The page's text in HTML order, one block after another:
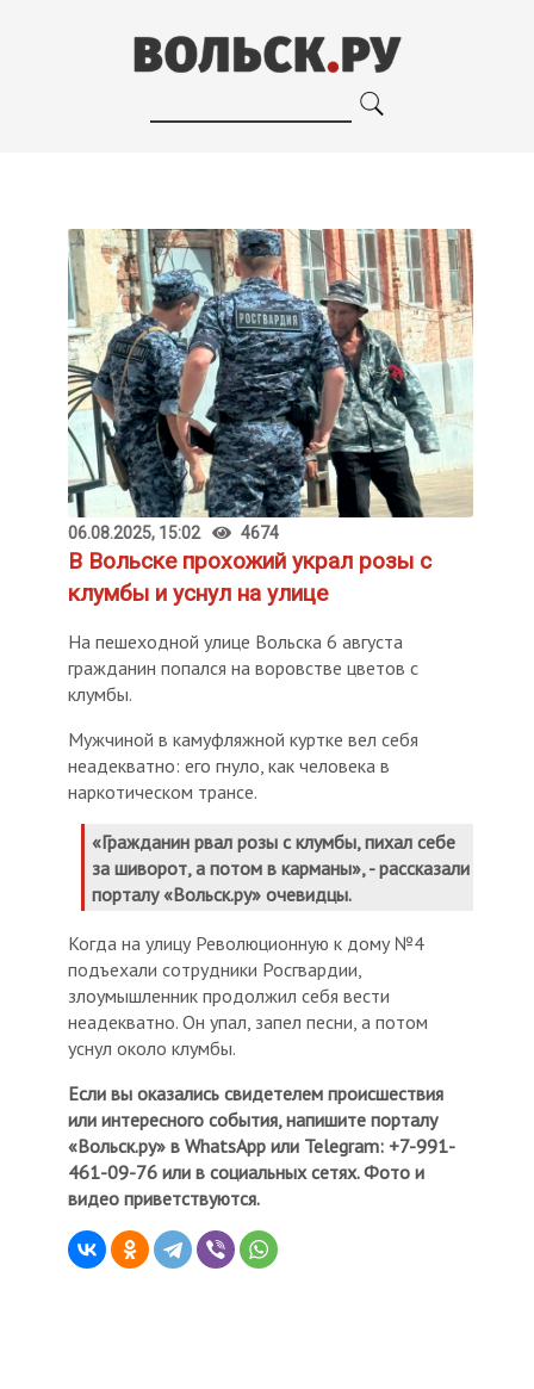
06.08.2025, 15:02 4674
В Вольске прохожий украл розы с
клумбы и уснул на улице
На пешеходной улице Вольска 6 августа
гражданин попался на воровстве цветов с
клумбы.
Мужчиной в камуфляжной куртке вел себя
неадекватно: его гнуло, как человека в
наркотическом трансе.
«Гражданин рвал розы с клумбы, пихал себе
за шиворот, а потом в карманы», - рассказали
порталу «Вольск.ру» очевидцы.
Когда на улицу Революционную к дому №4
подъехали сотрудники Росгвардии,
злоумышленник продолжил себя вести
неадекватно. Он упал, запел песни, а потом
уснул около клумбы.
Если вы оказались свидетелем происшествия
или интересного события, напишите порталу
«Вольск.ру» в WhatsApp или Telegram: +7-991-
461-09-76 или в социальных сетях. Фото и
видео приветствуются.